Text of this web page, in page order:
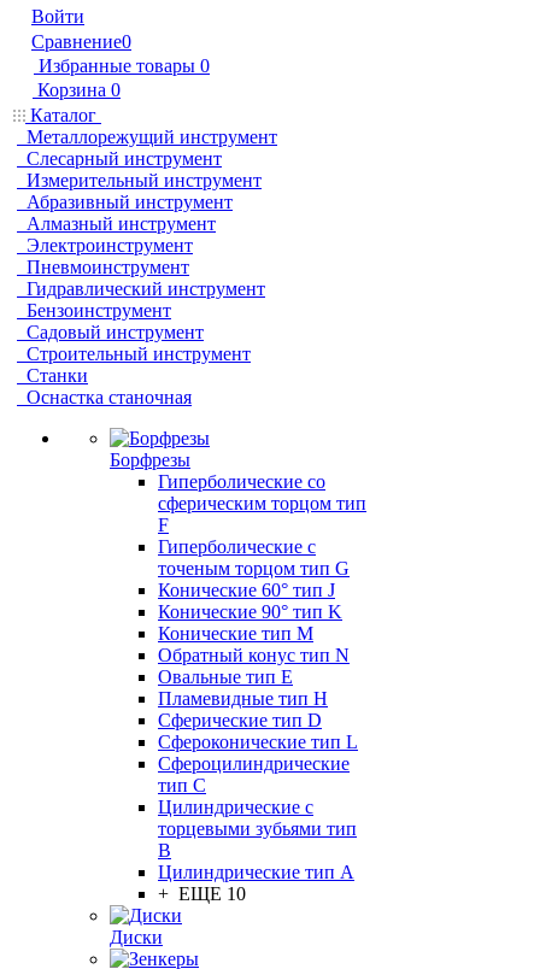
Войти
Сравнение0
Избранные товары 0
Корзина 0
Каталог
Металлорежущий инструмент
Слесарный инструмент
Измерительный инструмент
Абразивный инструмент
Алмазный инструмент
Электроинструмент
Пневмоинструмент
Гидравлический инструмент
Бензоинструмент
Садовый инструмент
Строительный инструмент
Станки
Оснастка станочная
Борфрезы
Гиперболические cо
сферическим торцом тип
F
Гиперболические с
точеным торцом тип G
Конические 60° тип J
Конические 90° тип K
Конические тип M
Обратный конус тип N
Овальные тип E
Пламевидные тип H
Сферические тип D
Сфероконические тип L
Сфероцилиндрические
тип C
Цилиндрические с
торцевыми зубьями тип
B
Цилиндрические тип А
+ ЕЩЕ 10
Диски